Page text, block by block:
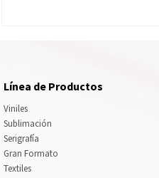
Línea de Productos
Viniles
Sublimación
Serigrafía
Gran Formato
Textiles